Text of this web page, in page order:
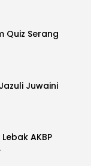
Quiz Serang
Juwaini
AKBP